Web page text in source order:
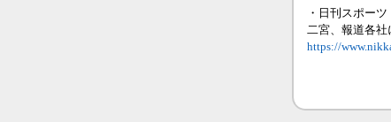
・日刊スポーツ
二宮、報道各社
https://